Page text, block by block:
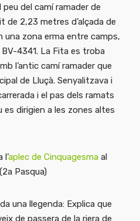
del camí ramader de
de 2,23 metres d’alçada de
zona erma entre camps,
BV-4341. La Fita es troba
l’antic camí ramader que
de Lluçà. Senyalitzava i
i el pas dels ramats
es dirigien a les zones altes
aplec de Cinquagesma al
Pasqua)
una llegenda: Explica que
de passera de la riera de